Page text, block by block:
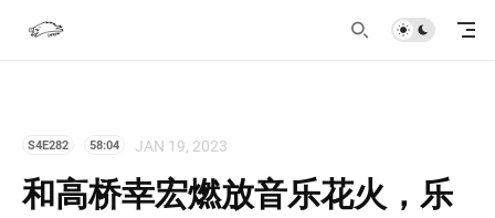
S4E282 58:04 JAN 19, 2023
和高桥幸宏燃放音乐花火，乐